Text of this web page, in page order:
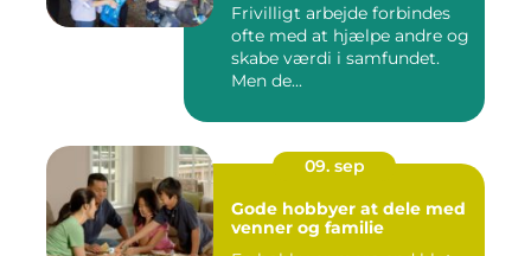
Frivilligt arbejde forbindes
ofte med at hjælpe andre og
skabe værdi i samfundet.
Men de...
09. sep
Gode hobbyer at dele med
venner og familie